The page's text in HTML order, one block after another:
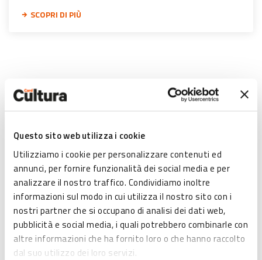
Questo sito web utilizza i cookie
Utilizziamo i cookie per personalizzare contenuti ed
annunci, per fornire funzionalità dei social media e per
analizzare il nostro traffico. Condividiamo inoltre
informazioni sul modo in cui utilizza il nostro sito con i
nostri partner che si occupano di analisi dei dati web,
pubblicità e social media, i quali potrebbero combinarle con
altre informazioni che ha fornito loro o che hanno raccolto
dal suo utilizzo dei loro servizi.
SCOPRI DI PIÙ
Filtri Ricerca
COSA VUOI FARE?
DOVE VUOI ANDARE?